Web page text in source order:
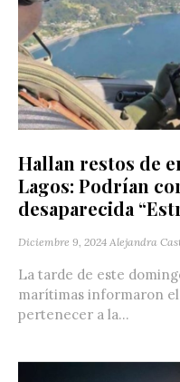
Hallan restos de
Lagos: Podrían
desaparecida
Diciembre 9, 2024 Alejandra
La tarde de este
marítimas informaron
pertenecer a la...